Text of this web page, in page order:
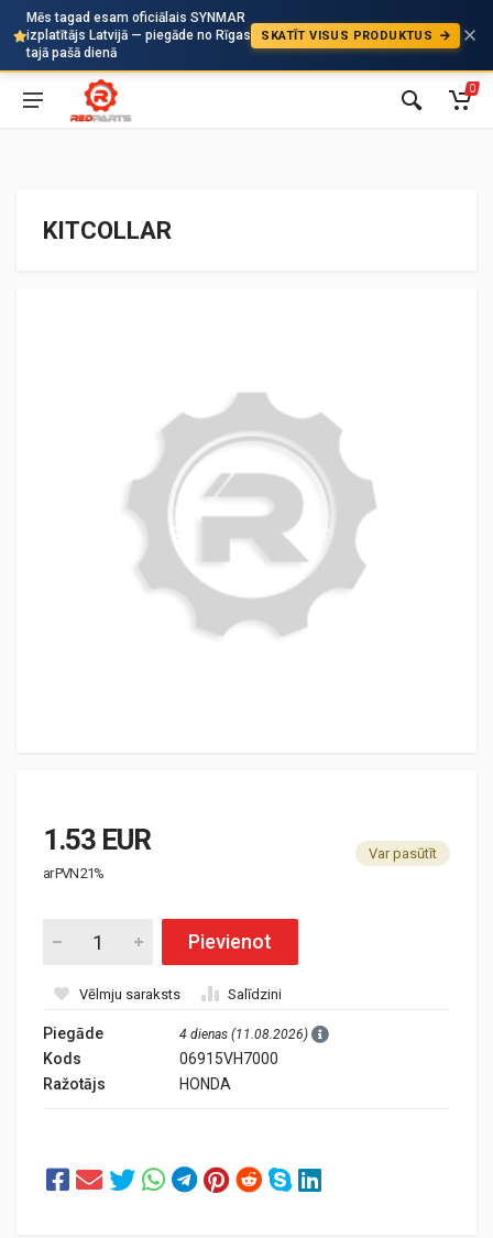
Mēs tagad esam oficiālais SYNMAR
izplatītājs Latvijā — piegāde no Rīgas
tajā pašā dienā
SKATĪT VISUS PRODUKTUS
Auto
0
KITCOLLAR
1.53 EUR
ar PVN 21%
Var pasūtīt
Pievienot
Vēlmju saraksts Salīdzini
Piegāde 4 dienas (11.08.2026)
Kods
06915VH7000
Ražotājs
HONDA